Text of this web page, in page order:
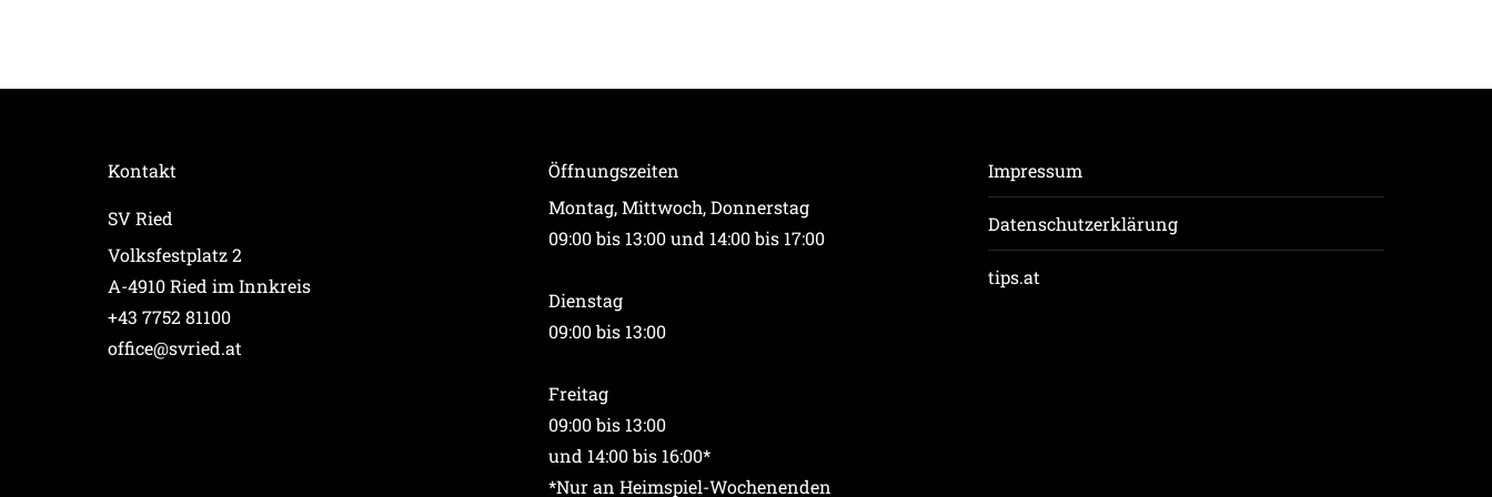
Kontakt
SV Ried
Volksfestplatz 2
A-4910 Ried im Innkreis
+43 7752 81100
office@svried.at
Öffnungszeiten
Montag, Mittwoch, Donnerstag
09:00 bis 13:00 und 14:00 bis 17:00
Dienstag
09:00 bis 13:00
Freitag
09:00 bis 13:00
und 14:00 bis 16:00*
*Nur an Heimspiel-Wochenenden
Impressum
Datenschutzerklärung
tips.at